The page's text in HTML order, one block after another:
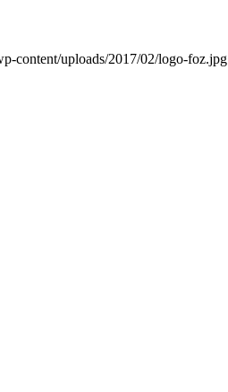
content/uploads/2017/02/logo-foz.jpg